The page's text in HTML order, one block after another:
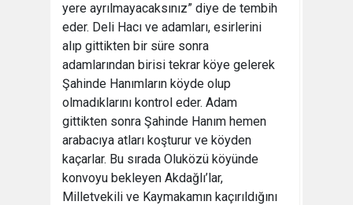
yere ayrılmayacaksınız” diye de tembih
eder. Deli Hacı ve adamları, esirlerini
alıp gittikten bir süre sonra
adamlarından birisi tekrar köye gelerek
Şahinde Hanımların köyde olup
olmadıklarını kontrol eder. Adam
gittikten sonra Şahinde Hanım hemen
arabacıya atları koşturur ve köyden
kaçarlar. Bu sırada Oluközü köyünde
konvoyu bekleyen Akdağlı’lar,
Milletvekili ve Kaymakamın kaçırıldığını